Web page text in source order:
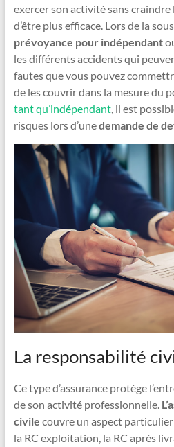
exercer son activité sans
d’être plus efficace. Lors de la
prévoyance pour indépendant
les différents accidents qui
fautes que vous pouvez
de les couvrir dans la mesure du
tant qu’indépendant, il est
risques lors d’unedemande de
La responsabilité
Ce type d’assurance protège
de son activité professionnelle.
civile couvre un aspect
la RC exploitation, la RC après